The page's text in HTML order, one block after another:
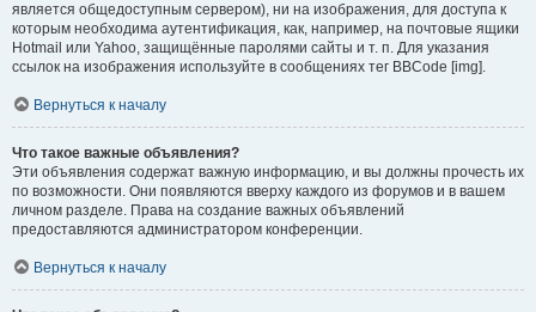
является общедоступным сервером), ни на изображения, для доступа к
которым необходима аутентификация, как, например, на почтовые ящики
Hotmail или Yahoo, защищённые паролями сайты и т. п. Для указания
ссылок на изображения используйте в сообщениях тег BBCode [img].
Вернуться к началу
Что такое важные объявления?
Эти объявления содержат важную информацию, и вы должны прочесть их
по возможности. Они появляются вверху каждого из форумов и в вашем
личном разделе. Права на создание важных объявлений
предоставляются администратором конференции.
Вернуться к началу